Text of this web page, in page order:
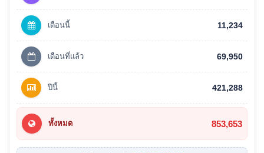
เดือนนี้ 11,234
เดือนที่แล้ว 69,950
ปีนี้ 421,288
ทั้งหมด 853,653